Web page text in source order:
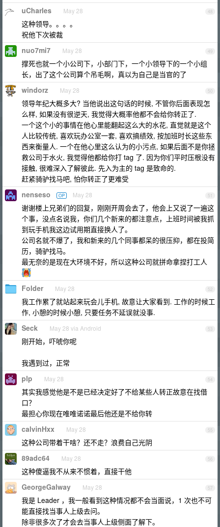
48
uCharles May 28
这种领导。。。。
祝他下次被裁
49
nuo7mi7 May 28
撑死也就一个小公司下，小部门下，一个小领导下的一个小组
长，出了这个公司算个吊毛啊，真以为自己是当官的了
50
windorz May 28
领导年纪大概多大? 当他说出这句话的时候, 不管你后面表现怎
么样, 如果没有很逆天, 我觉得大概率他都不会给你转正了.
一个这个小的事情在他心里能翻起这么大的水花, 直觉就是这个
人比较传统, 喜欢玩办公室一套, 喜欢搞绩效, 按加班时长这些东
西来衡量人. 一个在他心里这么认为的小污点, 如果后面不是你拯
救公司于水火, 我觉得他都给你打 tag 了. 因为你们平时压根没有
接触, 很难深入了解彼此. 先入为主的 tag 是致命的.
赶紧骑驴找马吧, 怕你转正了更难受
51
nenseso OP May 28
谢谢楼上兄弟们的回复，刚刚开周会去了，他会上又说了一遍这
个事，没点名说我，你们几个新来的都注意点，上班时间被我抓
到玩手机我这边试用期直接换人了。
公司名就不爆了，我和新来的几个同事都呆的很压抑，都在投简
历，骑驴找马。
最无奈的是现在大环境不好，所以这种公司就拼命拿捏打工人
52
Folder May 28
我工作累了就站起来玩会儿手机, 故意让大家看到. 工作的时候工
作, 小憩的时候小憩, 只要任务不延误就没事.
53
Seck May 28 via Android
刚开始，吓唬你呢
我遇到过，正常
54
plp May 28
其实我感觉他是不是已经决定好了不给某些人转正故意在找借
口？
最担心你现在唯唯诺诺最后他还是不给你转
55
calvinHxx May 28
这种公司带着干啥？还不走？浪费自己光阴
56
89adc64 May 28
这种傻逼我不从来不惯着，直接干他
57
GeorgeGalway May 28
我是 Leader ，我一般看到这种情况都不会当面说，1 次也不可
能直接找当事人上级去问。
除非很多次了才会去当事人上级侧面了解下。